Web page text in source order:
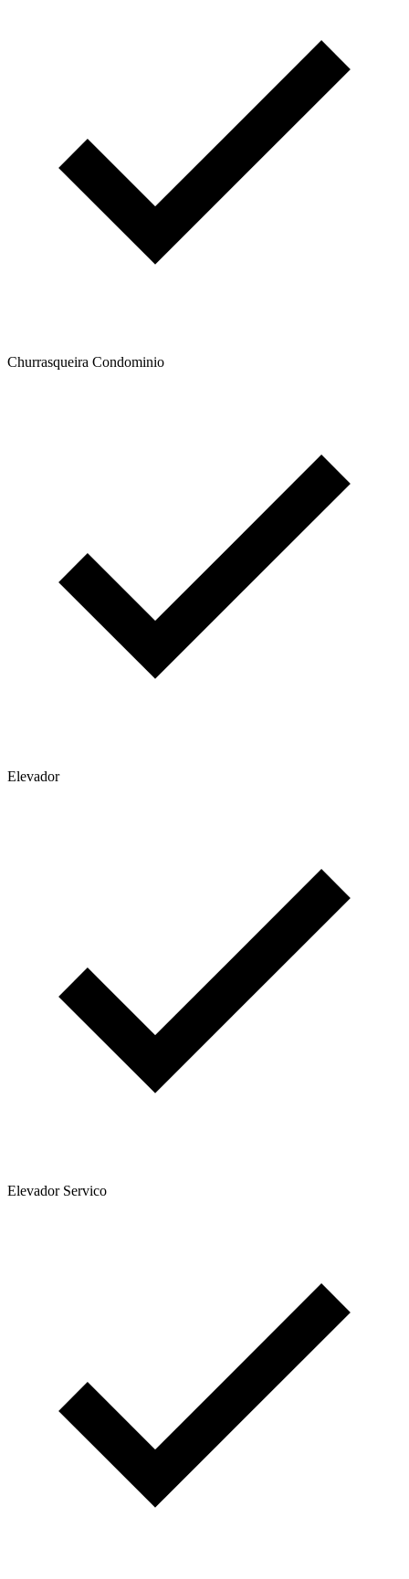
Churrasqueira Condominio
Elevador
Elevador Servico